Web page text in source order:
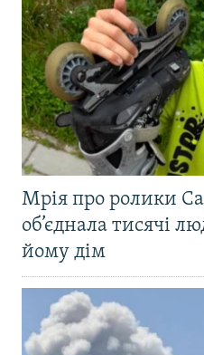
Мрія про ролики
об’єднала тисячі
йому дім